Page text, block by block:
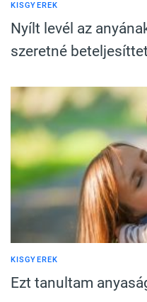
KISGYEREK
Nyílt levél az
szeretné
KISGYEREK
Ezt tanultam